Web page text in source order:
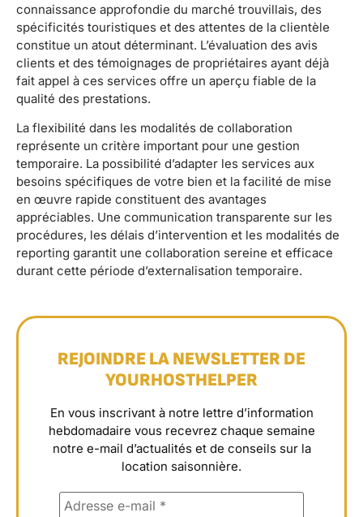
connaissance approfondie du marché trouvillais, des
spécificités touristiques et des attentes de la clientèle
constitue un atout déterminant. L’évaluation des avis
clients et des témoignages de propriétaires ayant déjà
fait appel à ces services offre un aperçu fiable de la
qualité des prestations.
La flexibilité dans les modalités de collaboration
représente un critère important pour une gestion
temporaire. La possibilité d’adapter les services aux
besoins spécifiques de votre bien et la facilité de mise
en œuvre rapide constituent des avantages
appréciables. Une communication transparente sur les
procédures, les délais d’intervention et les modalités de
reporting garantit une collaboration sereine et efficace
durant cette période d’externalisation temporaire.
REJOINDRE LA NEWSLETTER DE
YOURHOSTHELPER
En vous inscrivant à notre lettre d’information
hebdomadaire vous recevrez chaque semaine
notre e-mail d’actualités et de conseils sur la
location saisonnière.